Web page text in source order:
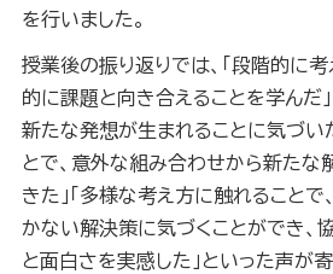
を行いました。
授業後の振り返りでは、「段階的に考
的に課題と向き合えることを学んだ
新たな発想が生まれることに気づい
とで、意外な組み合わせから新たな
きた」「多様な考え方に触れること
かない解決策に気づくことができ、
と面白さを実感した」といった声が寄